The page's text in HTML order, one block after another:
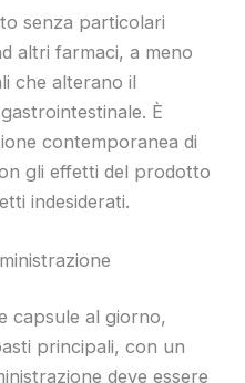
senza particolari
altri farmaci, a meno
che alterano il
È
contemporanea di
gli effetti del prodotto
indesiderati.
capsule al giorno,
principali, con un
deve essere